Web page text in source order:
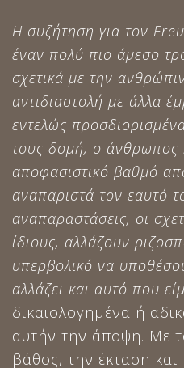
Η συζήτηση για τον
έναν πολύ πιο άμεσο
σχετικά με την
αντιδιαστολή με άλλα
εντελώς
τους δομή, ο άνθρωπος
αποφασιστικό βαθμό
αναπαριστά τον εαυτό
αναπαραστάσεις, οι
ίδιους, αλλάζουν
υπερβολικό να
αλλάζει και αυτό που
δικαιολογημένα ή
αυτήν την άποψη. Με
βάθος, την έκταση και